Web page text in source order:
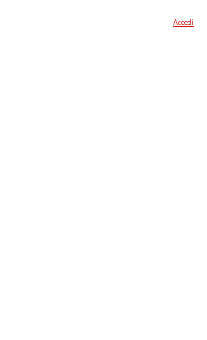
Accedi